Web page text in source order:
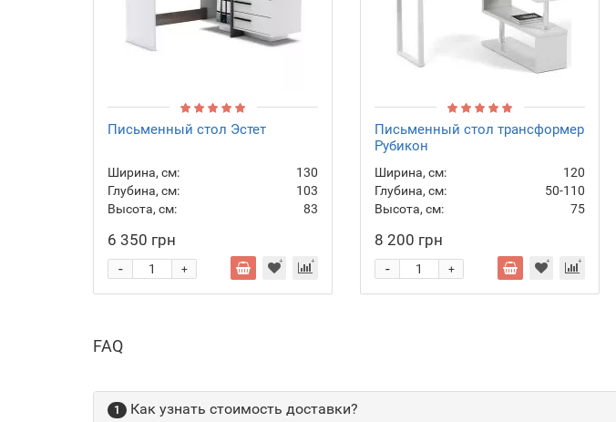
Письменный стол Эстет
Ширина, см:
130
Глубина, см:
103
Высота, см:
83
6 350 грн
+
-
Письменный стол трансформер
Рубикон
Ширина, см:
120
Глубина, см:
50-110
Высота, см:
75
8 200 грн
+
-
FAQ
1 Как узнать стоимость доставки?